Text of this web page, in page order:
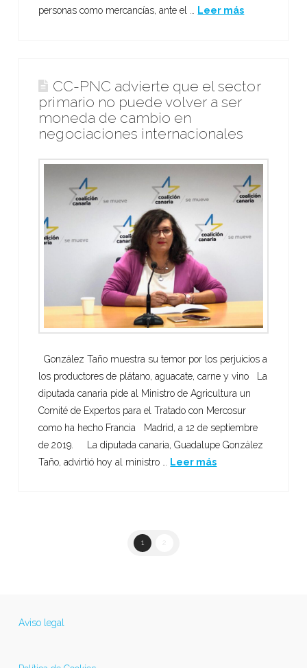
personas como mercancías, ante el … Leer más
CC-PNC advierte que el sector
primario no puede volver a ser
moneda de cambio en
negociaciones internacionales
González Taño muestra su temor por los perjuicios a
los productores de plátano, aguacate, carne y vino La
diputada canaria pide al Ministro de Agricultura un
Comité de Expertos para el Tratado con Mercosur
como ha hecho Francia Madrid, a 12 de septiembre
de 2019. La diputada canaria, Guadalupe González
Taño, advirtió hoy al ministro …
Leer más
1
Aviso legal